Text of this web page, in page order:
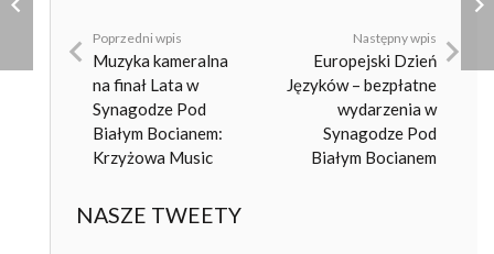
Poprzedni wpis
Muzyka kameralna
na finał Lata w
Synagodze Pod
Białym Bocianem:
Krzyżowa Music
Następny wpis
Europejski Dzień
Języków – bezpłatne
wydarzenia w
Synagodze Pod
Białym Bocianem
NASZE TWEETY